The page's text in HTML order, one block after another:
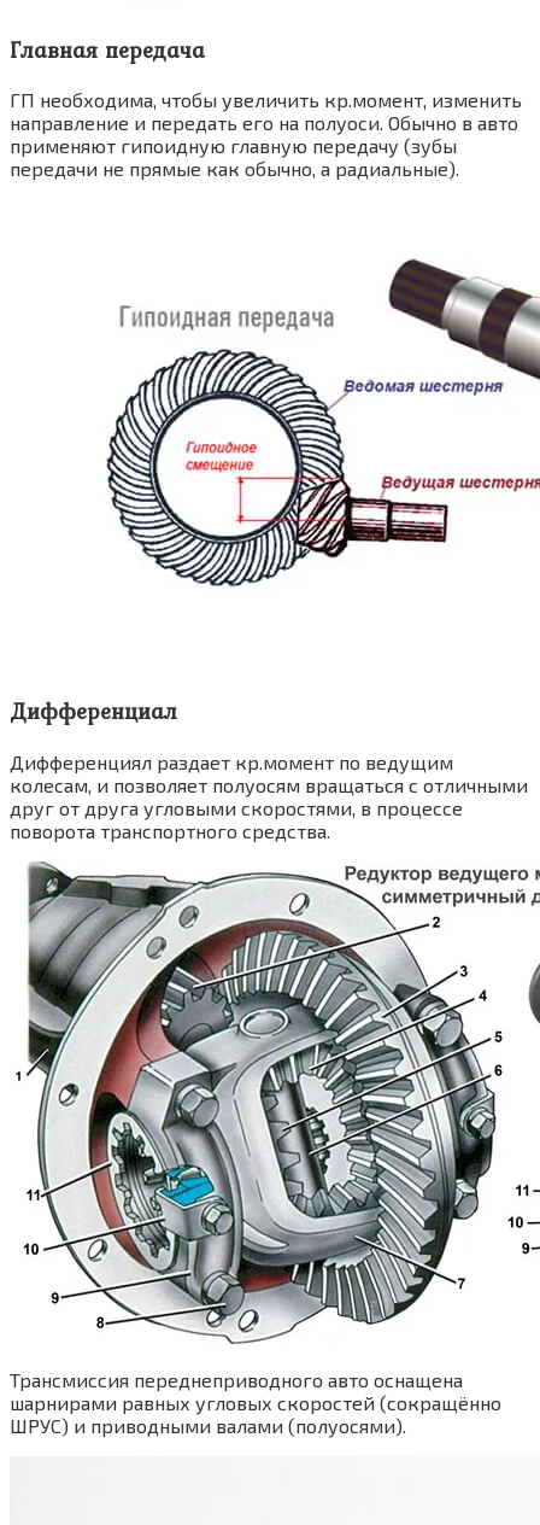
Главная передача
ГП необходима, чтобы увеличить кр.момент, изменить
направление и передать его на полуоси. Обычно в авто
применяют гипоидную главную передачу (зубы
передачи не прямые как обычно, а радиальные).
Дифференциал
Дифференциял раздает кр.момент по ведущим
колесам, и позволяет полуосям вращаться с отличными
друг от друга угловыми скоростями, в процессе
поворота транспортного средства.
Трансмиссия переднеприводного авто оснащена
шарнирами равных угловых скоростей (сокращённо
ШРУС) и приводными валами (полуосями).